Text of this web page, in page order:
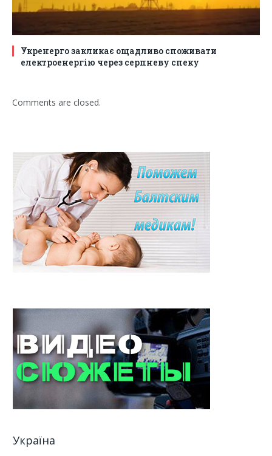
Укренерго закликає ощадливо споживати
електроенергію через серпневу спеку
Comments are closed.
Україна